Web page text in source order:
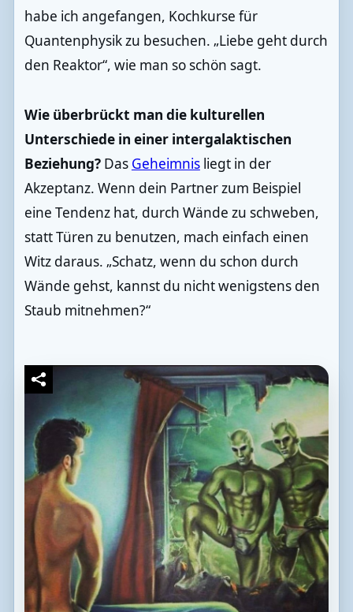
habe ich angefangen, Kochkurse für
Quantenphysik zu besuchen. „Liebe geht durch
den Reaktor“, wie man so schön sagt.
Wie überbrückt man die kulturellen
Unterschiede in einer intergalaktischen
Beziehung? Das Geheimnisliegt in der
Akzeptanz. Wenn dein Partner zum Beispiel
eine Tendenz hat, durch Wände zu schweben,
statt Türen zu benutzen, mach einfach einen
Witz daraus. „Schatz, wenn du schon durch
Wände gehst, kannst du nicht wenigstens den
Staub mitnehmen?“